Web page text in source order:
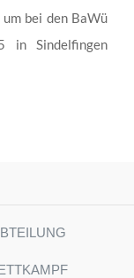
bei den BaWü
in Sindelfingen